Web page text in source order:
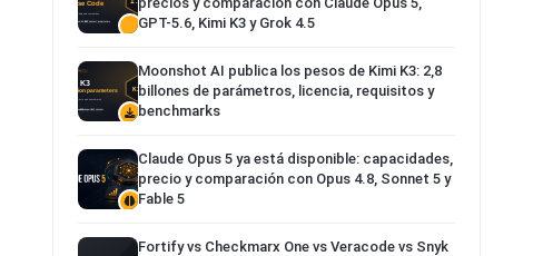
GPT-5.6, Kimi K3 y Grok 4.5
Moonshot AI publica los pesos de Kimi K3: 2,8
billones de parámetros, licencia, requisitos y
benchmarks
Claude Opus 5 ya está disponible: capacidades,
precio y comparación con Opus 4.8, Sonnet 5 y
Fable 5
Fortify vs Checkmarx One vs Veracode vs Snyk